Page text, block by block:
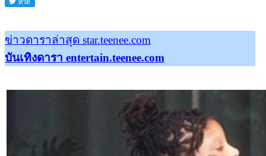
ข่าวดาราล่าสุด star.teenee.com
บันเทิงดารา entertain.teenee.com